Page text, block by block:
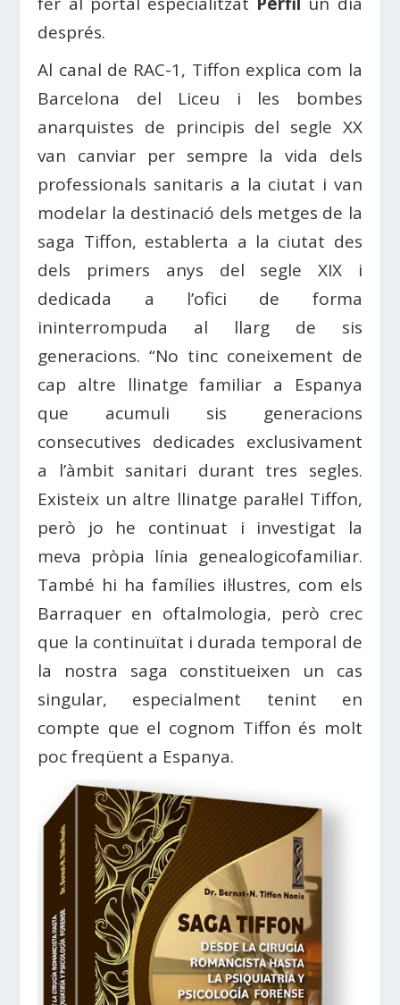
després.
Al canal de RAC-1, Tiffon explica com la
Barcelona del Liceu i les bombes
anarquistes de principis del segle XX
van canviar per sempre la vida dels
professionals sanitaris a la ciutat i van
modelar la destinació dels metges de la
saga Tiffon, establerta a la ciutat des
dels primers anys del segle XIX i
dedicada a l’ofici de forma
ininterrompuda al llarg de sis
generacions. “No tinc coneixement de
cap altre llinatge familiar a Espanya
que acumuli sis generacions
consecutives dedicades exclusivament
a l’àmbit sanitari durant tres segles.
Existeix un altre llinatge paral·lel Tiffon,
però jo he continuat i investigat la
meva pròpia línia genealogicofamiliar.
També hi ha famílies il·lustres, com els
Barraquer en oftalmologia, però crec
que la continuïtat i durada temporal de
la nostra saga constitueixen un cas
singular, especialment tenint en
compte que el cognom Tiffon és molt
poc freqüent a Espanya.